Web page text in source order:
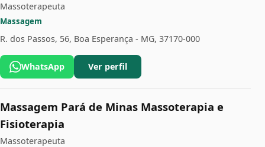
Massoterapeuta
Massagem
R. dos Passos, 56, Boa Esperança - MG, 37170-000
WhatsApp Ver perfil
Massagem Pará de Minas Massoterapia e
Fisioterapia
Massoterapeuta